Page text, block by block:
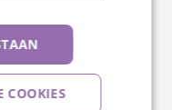
in Wijk en
Prisma plaatst
COOKIES